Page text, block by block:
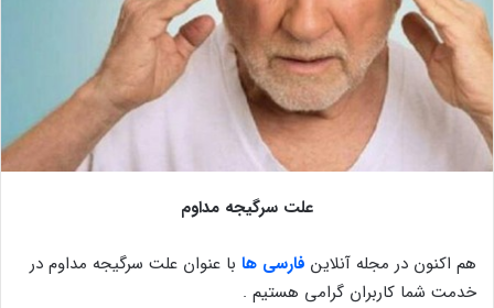
علت سرگیجه مداوم
هم اکنون در مجله آنلاین فارسی ها با عنوان علت سرگیجه مداوم در
خدمت شما کاربران گرامی هستیم .